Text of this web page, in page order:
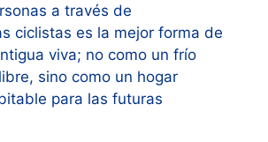
a través de
ciclistas es la mejor forma de
viva; no como un frío
sino como un hogar
para las futuras